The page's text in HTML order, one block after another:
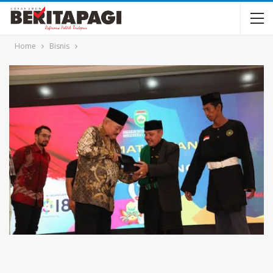
Home Bisnis